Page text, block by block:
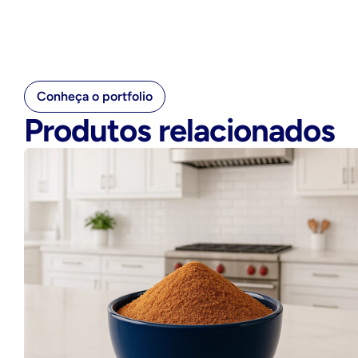
Conheça o portfolio
Produtos relacionados